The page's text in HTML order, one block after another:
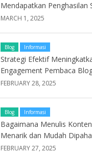
Mendapatkan Penghasilan
MARCH 1, 2025
Blog Informasi
Strategi Efektif
Engagement Pembaca
FEBRUARY 28, 2025
Blog Informasi
Bagaimana Menulis
Menarik dan Mudah
FEBRUARY 27, 2025